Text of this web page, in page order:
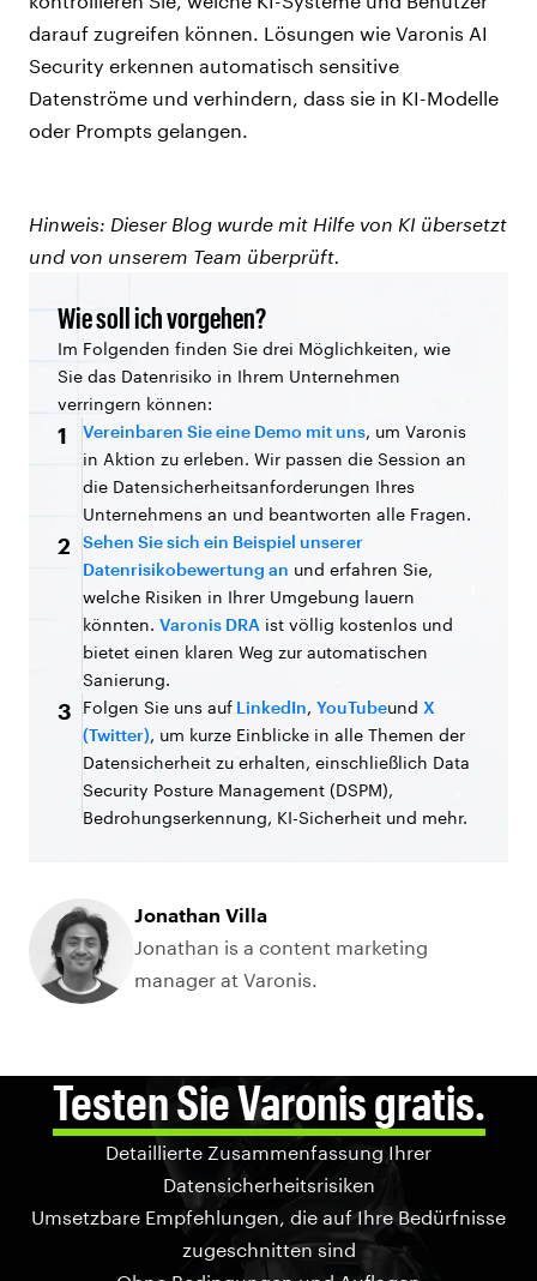
darauf zugreifen können. Lösungen wie Varonis AI
Security erkennen automatisch sensitive
Datenströme und verhindern, dass sie in KI-Modelle
oder Prompts gelangen.
Hinweis: Dieser Blog wurde mit Hilfe von KI übersetzt
und von unserem Team überprüft.
Wie soll ich vorgehen?
Im Folgenden finden Sie drei Möglichkeiten, wie
Sie das Datenrisiko in Ihrem Unternehmen
verringern können:
1 Vereinbaren Sie eine Demo mit uns, um Varonis
in Aktion zu erleben. Wir passen die Session an
die Datensicherheitsanforderungen Ihres
Unternehmens an und beantworten alle Fragen.
2
Sehen Sie sich ein Beispiel unserer
Datenrisikobewertung an und erfahren Sie,
welche Risiken in Ihrer Umgebung lauern
könnten. Varonis DRA ist völlig kostenlos und
bietet einen klaren Weg zur automatischen
Sanierung.
3 Folgen Sie uns auf LinkedIn, YouTubeund X
(Twitter), um kurze Einblicke in alle Themen der
Datensicherheit zu erhalten, einschließlich Data
Security Posture Management (DSPM),
Bedrohungserkennung, KI-Sicherheit und mehr.
Jonathan Villa
Jonathan is a content marketing
manager at Varonis.
Testen Sie Varonis gratis.
Detaillierte Zusammenfassung Ihrer
Datensicherheitsrisiken
Umsetzbare Empfehlungen, die auf Ihre Bedürfnisse
zugeschnitten sind